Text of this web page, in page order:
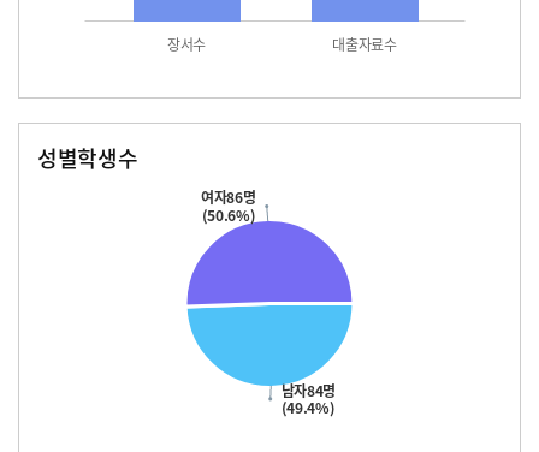
장서수 대출자료수
성별학생수
남자84명
(49.4%)
여자86명
(50.6%)